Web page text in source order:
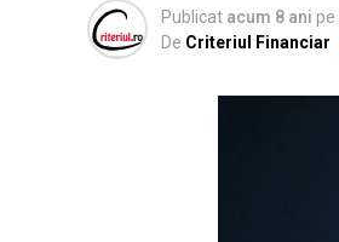
Publicat acum 8 ani pe
De Criteriul Financiar